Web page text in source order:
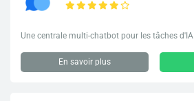
Une centrale multi-chatbot pour les tâches d'IA
En savoir plus